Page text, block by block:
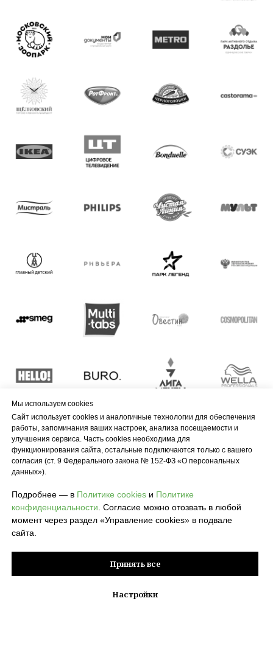
Мы используем cookies
Сайт использует cookies и аналогичные технологии для обеспечения
работы, запоминания ваших настроек, анализа посещаемости и
улучшения сервиса. Часть cookies необходима для
функционирования сайта, остальные подключаются только с вашего
согласия (ст. 9 Федерального закона № 152-ФЗ «О персональных
данных»).
Подробнее — в Политике cookies и Политике
конфиденциальности. Согласие можно отозвать в любой
момент через раздел «Управление cookies» в подвале
сайта.
Принять все
Настройки